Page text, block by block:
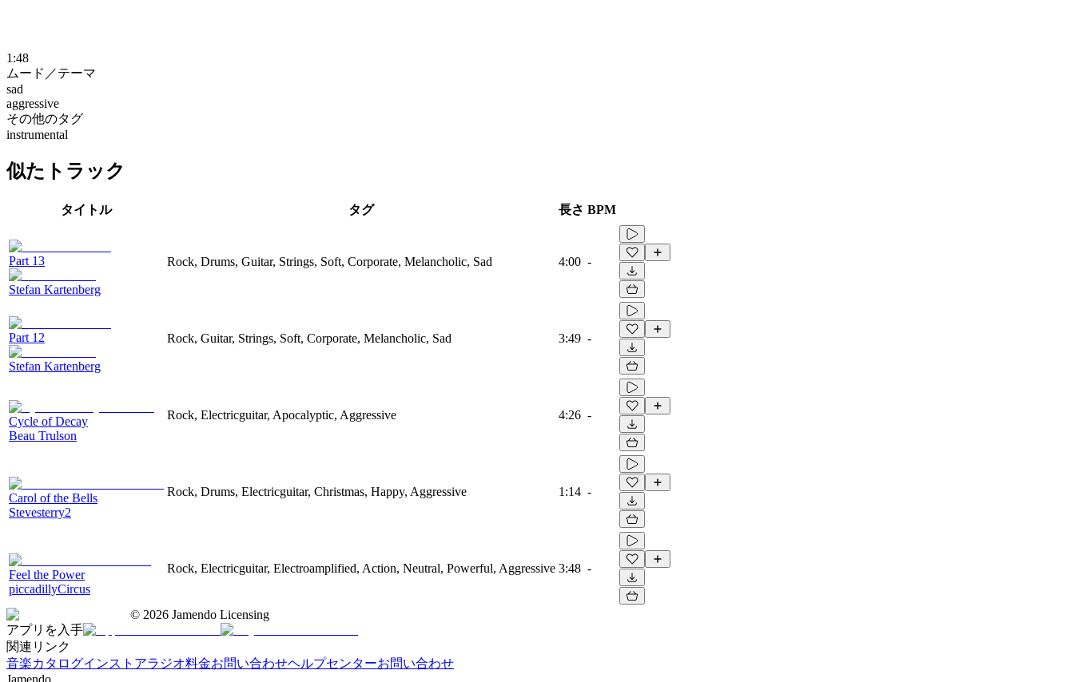
1:48
ムード／テーマ
sad
aggressive
その他のタグ
instrumental
似たトラック
タイトル タグ 長さ BPM
Part 13
Stefan Kartenberg
Rock, Drums, Guitar, Strings, Soft, Corporate, Melancholic, Sad 4:00 -
Part 12
Stefan Kartenberg
Rock, Guitar, Strings, Soft, Corporate, Melancholic, Sad 3:49 -
Cycle of Decay
Beau Trulson
Rock, Electricguitar, Apocalyptic, Aggressive 4:26 -
Carol of the Bells
Stevesterry2
Rock, Drums, Electricguitar, Christmas, Happy, Aggressive 1:14 -
Feel the Power
piccadillyCircus
Rock, Electricguitar, Electroamplified, Action, Neutral, Powerful, Aggressive 3:48 -
© 2026 Jamendo Licensing
アプリを入手
関連リンク
音楽カタログインストアラジオ料金お問い合わせヘルプセンターお問い合わせ
Jamendo